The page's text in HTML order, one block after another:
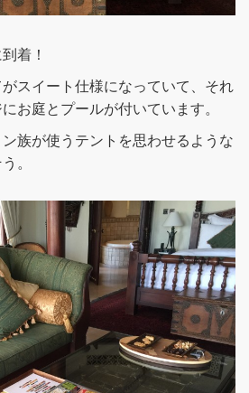
着！
スイート仕様になっていて、それ
お庭とプールが付いています。
族が使うテントを思わせるような
。